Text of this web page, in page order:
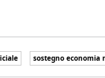
sostegno economia